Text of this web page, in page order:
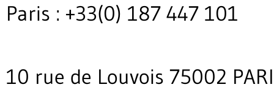
Paris : +33(0) 187 447 101
10 rue de Louvois 75002